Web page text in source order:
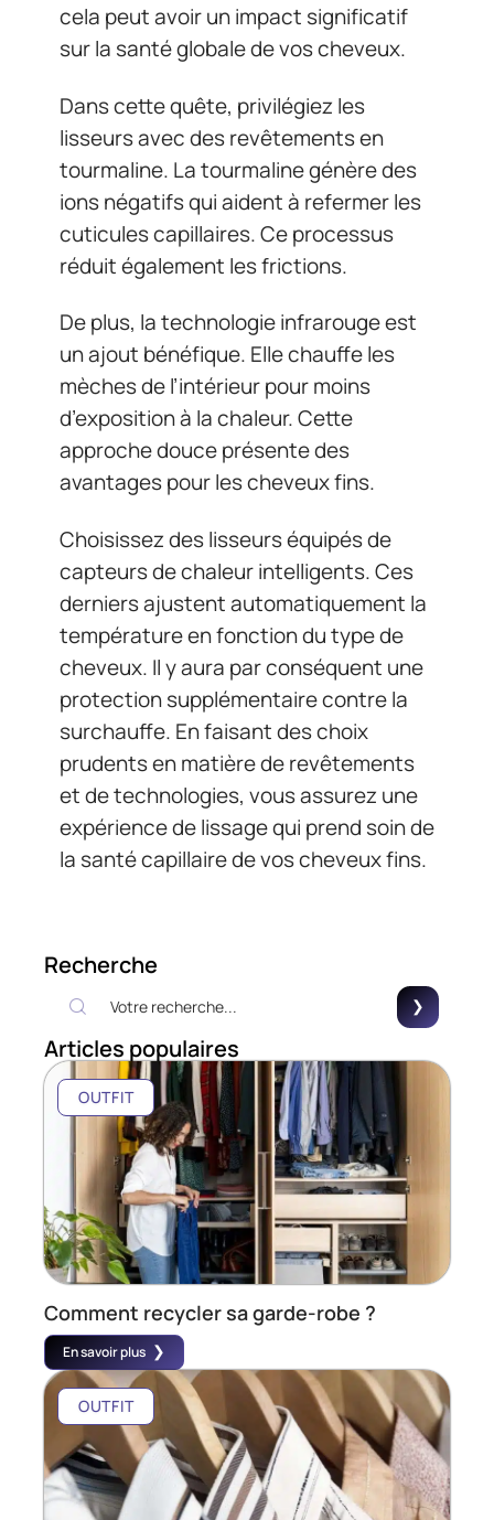
cela peut avoir un impact significatif
sur la santé globale de vos cheveux.
Dans cette quête, privilégiez les
lisseurs avec des revêtements en
tourmaline. La tourmaline génère des
ions négatifs qui aident à refermer les
cuticules capillaires. Ce processus
réduit également les frictions.
De plus, la technologie infrarouge est
un ajout bénéfique. Elle chauffe les
mèches de l’intérieur pour moins
d’exposition à la chaleur. Cette
approche douce présente des
avantages pour les cheveux fins.
Choisissez des lisseurs équipés de
capteurs de chaleur intelligents. Ces
derniers ajustent automatiquement la
température en fonction du type de
cheveux. Il y aura par conséquent une
protection supplémentaire contre la
surchauffe. En faisant des choix
prudents en matière de revêtements
et de technologies, vous assurez une
expérience de lissage qui prend soin de
la santé capillaire de vos cheveux fins.
Recherche
Articles populaires
OUTFIT
Comment recycler sa garde-robe ?
En savoir plus
OUTFIT